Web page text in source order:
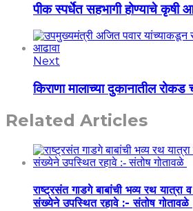
पीक स्पर्धेत सहभागी होण्याचे
Next
किराणा मालाच्या दुकानातील
Related Articles
राष्ट्रसंत गाडगे बाबांची भव्य रथ यात्रा
संख्येने उपस्थित रहावे :- संतोष गोतावळे